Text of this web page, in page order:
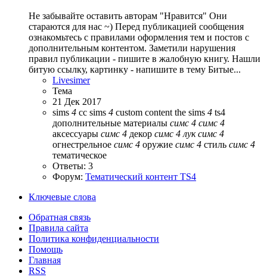
Не забывайте оставить авторам "Нравится" Они
стараются для нас ~) Перед публикацией сообщения
ознакомьтесь с правилами оформления тем и постов с
дополнительным контентом. Заметили нарушения
правил публикации - пишите в жалобную книгу. Нашли
битую ссылку, картинку - напишите в тему Битые...
Livesimer
Тема
21 Дек 2017
sims 4 cc sims 4 custom content the sims 4 ts4
дополнительные материалы симс 4 симс 4
аксессуары симс 4 декор симс 4 лук симс 4
огнестрельное симс 4 оружие симс 4 стиль симс 4
тематическое
Ответы: 3
Форум: Тематический контент TS4
Ключевые слова
Обратная связь
Правила сайта
Политика конфиденциальности
Помощь
Главная
RSS